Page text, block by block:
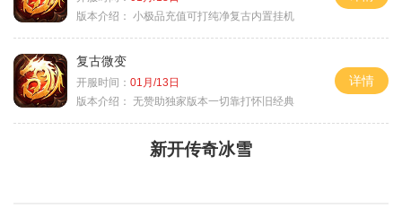
版本介绍： 小极品充值可打纯净复古内置挂机
复古微变
开服时间： 01月/13日
版本介绍： 无赞助独家版本一切靠打怀旧经典
详情
新开传奇冰雪